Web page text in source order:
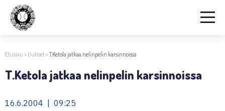
Etusivu > Uutiset>T.Ketola jatkaa nelinpelin karsinnoissa
T.Ketola jatkaa nelinpelin karsinnoissa
16.6.2004 | 09:25